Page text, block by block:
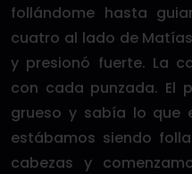
follándome hasta
cuatro al lado de
y presionó fuerte. La
con cada punzada. El
grueso y sabía lo que
estábamos siendo
cabezas y